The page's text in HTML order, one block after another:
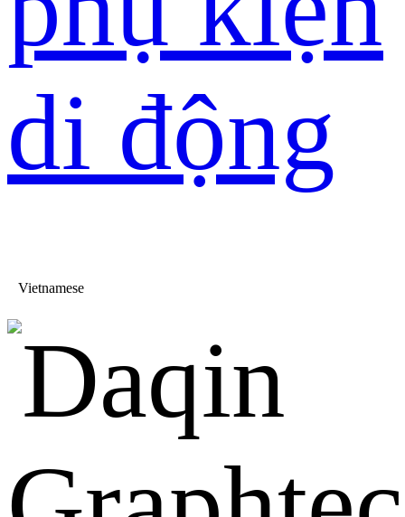
di động
Vietnamese